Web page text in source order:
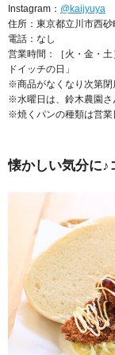
Instagram： @kaijyuya
住所：東京都立川市西砂
電話：なし
営業時間：［火・金・
ドイッチの日」
※商品がなくなり次第閉
※水曜日は、鈴木農園さ
※焼くパンの種類は営業
懐かしい気分に♪